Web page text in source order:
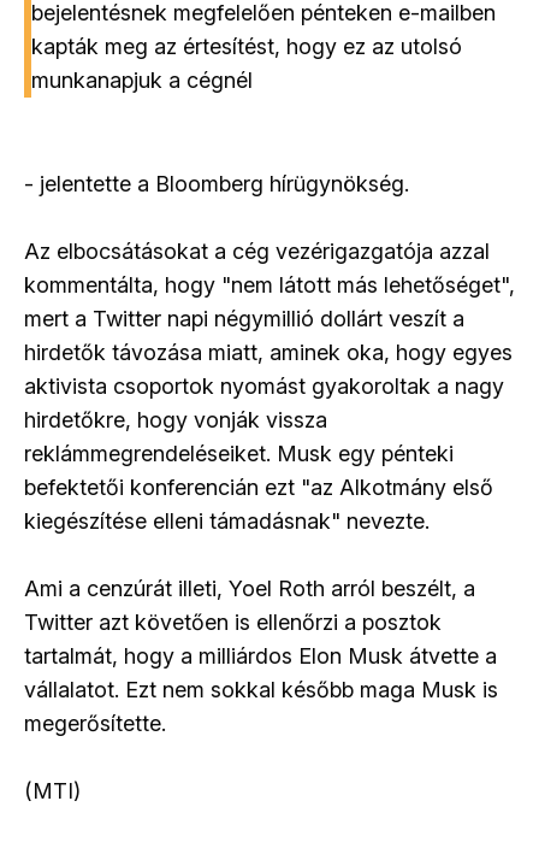
bejelentésnek megfelelően pénteken e-mailben
kapták meg az értesítést, hogy ez az utolsó
munkanapjuk a cégnél
- jelentette a Bloomberg hírügynökség.
Az elbocsátásokat a cég vezérigazgatója azzal
kommentálta, hogy "nem látott más lehetőséget",
mert a Twitter napi négymillió dollárt veszít a
hirdetők távozása miatt, aminek oka, hogy egyes
aktivista csoportok nyomást gyakoroltak a nagy
hirdetőkre, hogy vonják vissza
reklámmegrendeléseiket. Musk egy pénteki
befektetői konferencián ezt "az Alkotmány első
kiegészítése elleni támadásnak" nevezte.
Ami a cenzúrát illeti, Yoel Roth arról beszélt, a
Twitter azt követően is ellenőrzi a posztok
tartalmát, hogy a milliárdos Elon Musk átvette a
vállalatot. Ezt nem sokkal később maga Musk is
megerősítette.
(MTI)